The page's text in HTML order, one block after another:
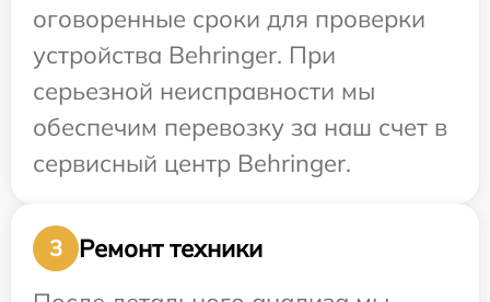
оговоренные сроки для проверки
устройства Behringer. При
серьезной неисправности мы
обеспечим перевозку за наш счет в
сервисный центр Behringer.
3
Ремонт техники